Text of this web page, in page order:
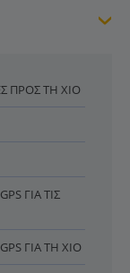
ΠΡΟΣ ΤΗ ΧΊΟ
ΓΙΑ ΤΙΣ
ΓΙΑ ΤΗ ΧΊΟ